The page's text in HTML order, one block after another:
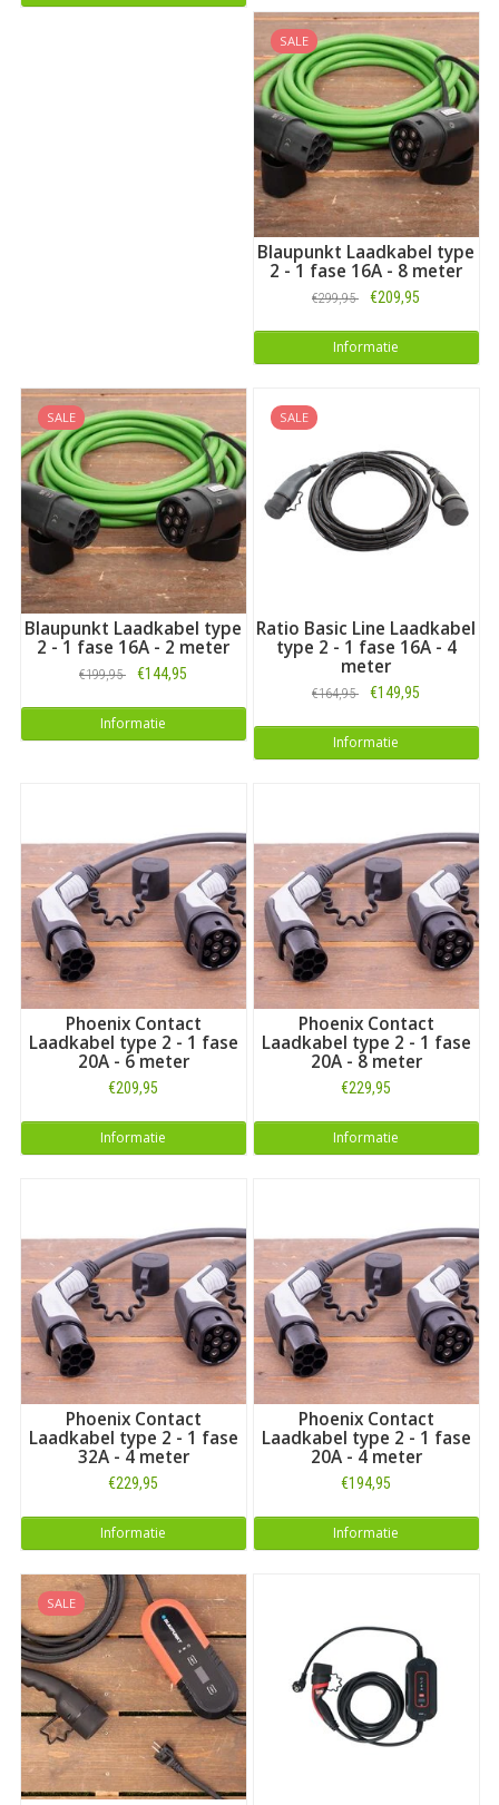
SALE
Blaupunkt Laadkabel type
2 - 1 fase 16A - 8 meter
€299,95 €209,95
Informatie
SALE
Blaupunkt Laadkabel type
2 - 1 fase 16A - 2 meter
€199,95 €144,95
Informatie
SALE
Ratio Basic Line Laadkabel
type 2 - 1 fase 16A - 4
meter
€164,95 €149,95
Informatie
Phoenix Contact
Laadkabel type 2 - 1 fase
20A - 6 meter
€209,95
Informatie
Phoenix Contact
Laadkabel type 2 - 1 fase
20A - 8 meter
€229,95
Informatie
Phoenix Contact
Laadkabel type 2 - 1 fase
32A - 4 meter
€229,95
Informatie
Phoenix Contact
Laadkabel type 2 - 1 fase
20A - 4 meter
€194,95
Informatie
SALE